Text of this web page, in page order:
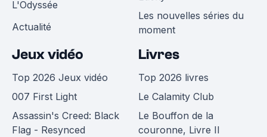
L'Odyssée
Actualité
Les nouvelles séries du
moment
Jeux vidéo
Top 2026 Jeux vidéo
007 First Light
Assassin's Creed: Black
Flag - Resynced
Livres
Top 2026 livres
Le Calamity Club
Le Bouffon de la
couronne, Livre II